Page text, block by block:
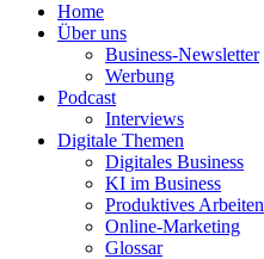
Home
Über uns
Business-Newsletter
Werbung
Podcast
Interviews
Digitale Themen
Digitales Business
KI im Business
Produktives Arbeiten
Online-Marketing
Glossar